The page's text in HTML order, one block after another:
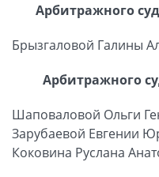
Арбитражного
Брызгаловой Галины
Арбитражного
Шаповаловой Ольги
Зарубаевой Евгении
Коковина Руслана